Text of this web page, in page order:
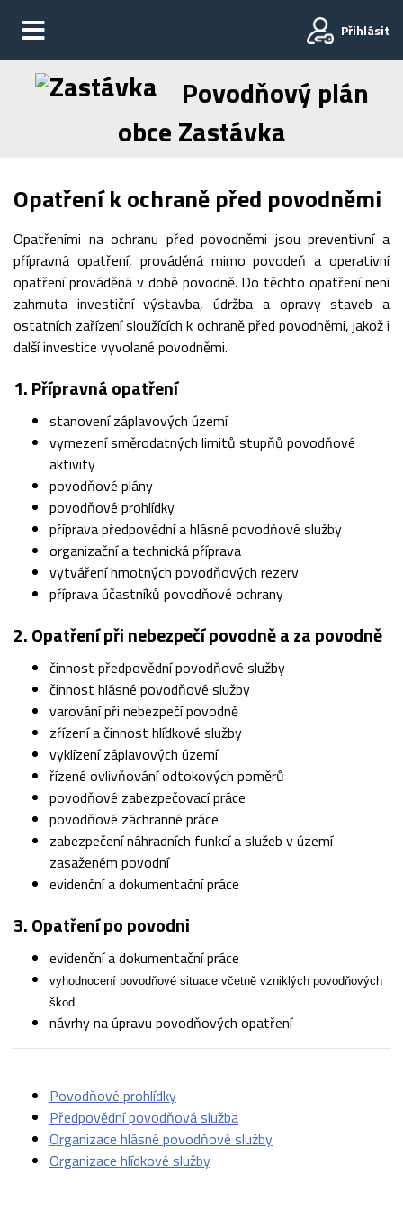
Přihlásit
Povodňový plán
obce Zastávka
Opatření k ochraně před povodněmi
Opatřeními na ochranu před povodněmi jsou preventivní a
přípravná opatření, prováděná mimo povodeň a operativní
opatření prováděná v době povodně. Do těchto opatření není
zahrnuta investiční výstavba, údržba a opravy staveb a
ostatních zařízení sloužících k ochraně před povodněmi, jakož i
další investice vyvolané povodněmi.
1. Přípravná opatření
stanovení záplavových území
vymezení směrodatných limitů stupňů povodňové
aktivity
povodňové plány
povodňové prohlídky
příprava předpovědní a hlásné povodňové služby
organizační a technická příprava
vytváření hmotných povodňových rezerv
příprava účastníků povodňové ochrany
2. Opatření při nebezpečí povodně a za povodně
činnost předpovědní povodňové služby
činnost hlásné povodňové služby
varování při nebezpečí povodně
zřízení a činnost hlídkové služby
vyklízení záplavových území
řízené ovlivňování odtokových poměrů
povodňové zabezpečovací práce
povodňové záchranné práce
zabezpečení náhradních funkcí a služeb v území
zasaženém povodní
evidenční a dokumentační práce
3. Opatření po povodni
evidenční a dokumentační práce
vyhodnocení povodňové situace včetně vzniklých povodňových
škod
návrhy na úpravu povodňových opatření
Povodňové prohlídky
Předpovědní povodňová služba
Organizace hlásné povodňové služby
Organizace hlídkové služby